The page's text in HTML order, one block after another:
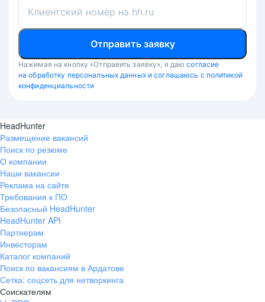
Клиентский номер на hh.ru
Отправить заявку
Нажимая на кнопку «Отправить заявку», я даю согласие
на обработку персональных данных и соглашаюсь с политикой
конфиденциальности
HeadHunter
Размещение вакансий
Поиск по резюме
О компании
Наши вакансии
Реклама на сайте
Требования к ПО
Безопасный HeadHunter
HeadHunter API
Партнерам
Инвесторам
Каталог компаний
Поиск по вакансиям в Ардатове
Сетка: соцсеть для нетворкинга
Соискателям